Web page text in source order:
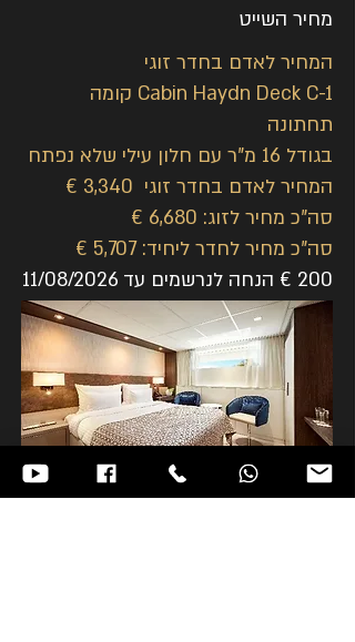
מחיר השייט
המחיר לאדם בחדר זוגי
Cabin Haydn Deck C-1 קומה
תחתונה
בגודל 16 מ"ר עם חלון עילי שלא נפתח
המחיר לאדם בחדר זוגי 3,340 €
סה"כ מחיר לזוג: 6,680 €
סה"כ מחיר לחדר ליחיד: 5,707 €
200 € הנחה לנרשמים
עד 11/08/2026